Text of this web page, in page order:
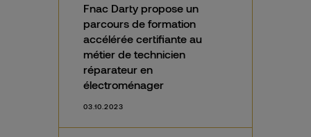
Fnac Darty propose un
parcours de formation
accélérée certifiante au
métier de technicien
réparateur en
électroménager
03.10.2023